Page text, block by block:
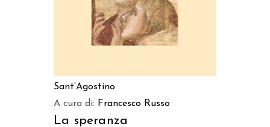
Sant’Agostino
A cura di: Francesco Russo
La speranza